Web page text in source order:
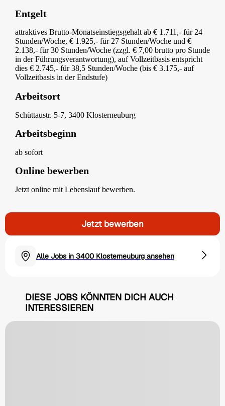
Entgelt
attraktives Brutto-Monatseinstiegsgehalt ab € 1.711,- für 24
Stunden/Woche, € 1.925,- für 27 Stunden/Woche und €
2.138,- für 30 Stunden/Woche (zzgl. € 7,00 brutto pro Stunde
in der Führungsverantwortung), auf Vollzeitbasis entspricht
dies € 2.745,- für 38,5 Stunden/Woche (bis € 3.175,- auf
Vollzeitbasis in der Endstufe)
Arbeitsort
Schüttaustr. 5-7, 3400 Klosterneuburg
Arbeitsbeginn
ab sofort
Online bewerben
Jetzt online mit Lebenslauf bewerben.
Jetzt bewerben
Alle Jobs in 3400 Klosterneuburg ansehen
DIESE JOBS KÖNNTEN DICH AUCH
INTERESSIEREN